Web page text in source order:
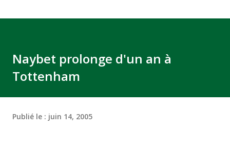
Naybet prolonge d'un an à
Tottenham
Publié le : juin 14, 2005